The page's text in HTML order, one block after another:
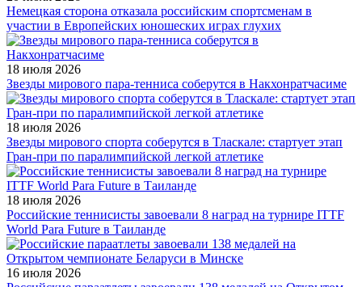
Немецкая сторона отказала российским спортсменам в
участии в Европейских юношеских играх глухих
18 июля 2026
Звезды мирового пара-тенниса соберутся в Накхонратчасиме
18 июля 2026
Звезды мирового спорта соберутся в Тласкале: стартует этап
Гран-при по паралимпийской легкой атлетике
18 июля 2026
Российские теннисисты завоевали 8 наград на турнире ITTF
World Para Future в Таиланде
16 июля 2026